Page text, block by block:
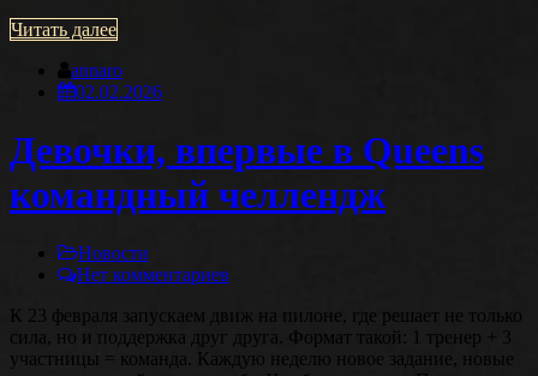
Читать далее
annaro
02.02.2026
Девочки, впервые в Queens
командный челлендж
Новости
Нет комментариев
К 23 февраля запускаем движ на пилоне, где решает не только
сила, но и поддержка друг друга. Формат такой: 1 тренер + 3
участницы = команда. Каждую неделю новое задание, новые